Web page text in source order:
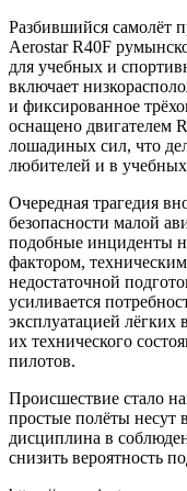
Разбившийся самолёт
Aerostar R40F
для учебных и
включает
и фиксированное
оснащено двигателем
лошадиных сил, что
любителей и в
Очередная трагедия
безопасности малой
подобные инциденты
фактором,
недостаточной
усиливается
эксплуатацией лёгких
их технического
пилотов.
Происшествие стало
простые полёты несут
дисциплина в
снизить вероятность